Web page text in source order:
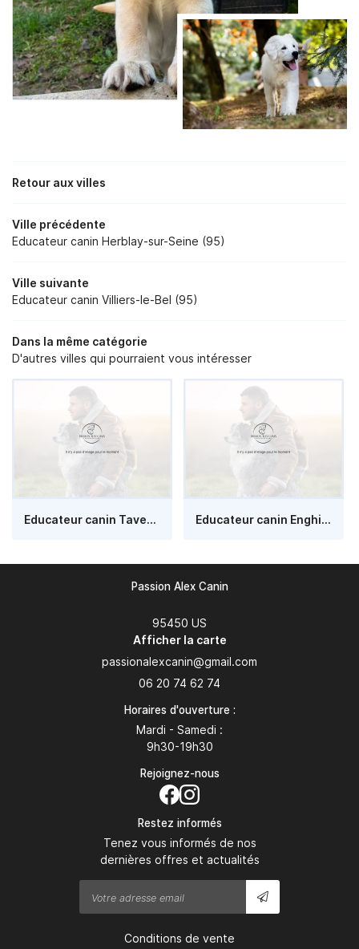
Retour aux villes
Ville précédente
Educateur canin Herblay-sur-Seine (95)
Ville suivante
Educateur canin Villiers-le-Bel (95)
Dans la même catégorie
D'autres villes qui pourraient vous intéresser
Educateur canin Taverny (95) Educateur canin Enghien-les-Bains (95)
Passion Alex Canin
95450 US
Afficher la carte
06 20 74 62 74
Horaires d'ouverture :
Mardi - Samedi :
9h30-19h30
Rejoignez-nous
Restez informés
Tenez vous informés de nos
dernières offres et actualités
Conditions de vente